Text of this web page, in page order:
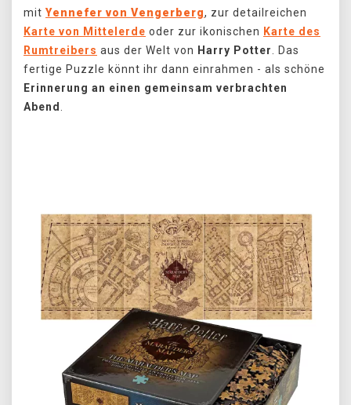
mit Yennefer von Vengerberg, zur detailreichen
Karte von Mittelerde oder zur ikonischen Karte des
Rumtreibers aus der Welt von Harry Potter
. Das
fertige Puzzle könnt ihr dann einrahmen - als schöne
Erinnerung an einen gemeinsam verbrachten
Abend